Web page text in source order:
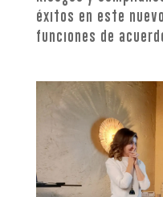
éxitos en este
funciones de